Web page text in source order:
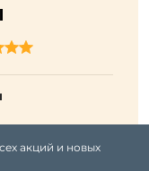
акций и новых